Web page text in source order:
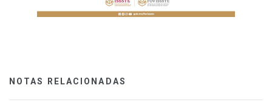
NOTAS RELACIONADAS